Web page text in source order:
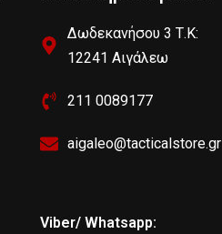
Δωδεκανήσου 3 Τ.Κ:
12241 Αιγάλεω
211 0089177
aigaleo@tacticalstore.gr
Viber/ Whatsapp: